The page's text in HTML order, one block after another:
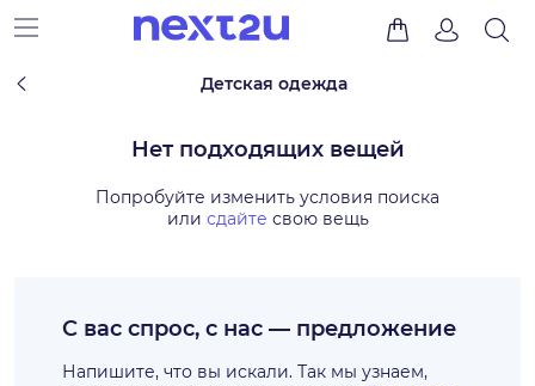
Детская одежда
Нет подходящих вещей
Попробуйте изменить условия поиска
или сдайте свою вещь
С вас спрос, с нас — предложение
Напишите, что вы искали. Так мы узнаем,